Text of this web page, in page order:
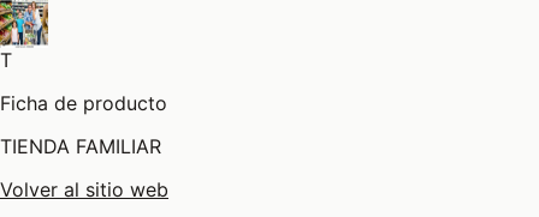
T
Ficha de producto
TIENDA FAMILIAR
Volver al sitio web